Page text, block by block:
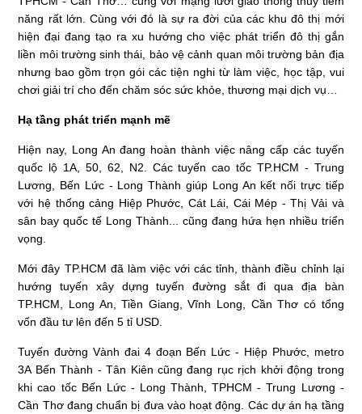
năng rất lớn. Cùng với đó là sự ra đời của các khu đô thị mới
hiện đại đang tạo ra xu hướng cho việc phát triển đô thị gắn
liền môi trường sinh thái, bảo vệ cảnh quan môi trường bản địa
nhưng bao gồm trọn gói các tiện nghi từ làm việc, học tập, vui
chơi giải trí cho đến chăm sóc sức khỏe, thương mại dịch vụ…
Hạ tầng phát triển mạnh mẽ
Hiện nay, Long An đang hoàn thành việc nâng cấp các tuyến
quốc lộ 1A, 50, 62, N2. Các tuyến cao tốc TP.HCM - Trung
Lương, Bến Lức - Long Thành giúp Long An kết nối trực tiếp
với hệ thống cảng Hiệp Phước, Cát Lái, Cái Mép - Thị Vải và
sân bay quốc tế Long Thành... cũng đang hứa hẹn nhiều triển
vọng.
Mới đây TP.HCM đã làm việc với các tỉnh, thành điều chỉnh lại
hướng tuyến xây dựng tuyến đường sắt đi qua địa bàn
TP.HCM, Long An, Tiền Giang, Vĩnh Long, Cần Thơ có tổng
vốn đầu tư lên đến 5 tỉ USD.
Tuyến đường Vành đai 4 đoạn Bến Lức - Hiệp Phước, metro
3A Bến Thành - Tân Kiên cũng đang rục rịch khởi động trong
khi cao tốc Bến Lức - Long Thành, TPHCM - Trung Lương -
Cần Thơ đang chuẩn bị đưa vào hoạt động. Các dự án hạ tầng